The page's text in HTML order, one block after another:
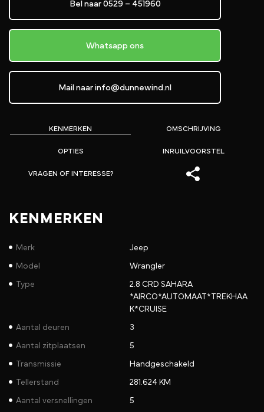
KENMERKEN OMSCHRIJVING
OPTIES INRUILVOORSTEL
VRAGEN OF INTERESSE?
KENMERKEN
Merk Jeep
Model Wrangler
Type
2.8 CRD SAHARA
*AIRCO*AUTOMAAT*TREKHAA
K*CRUISE
Aantal deuren 3
Aantal zitplaatsen 5
Transmissie Handgeschakeld
Tellerstand 281.624 KM
Aantal versnellingen 5
Bel naar 0529 – 451960
Whatsapp ons
Mail naar info@dunnewind.nl